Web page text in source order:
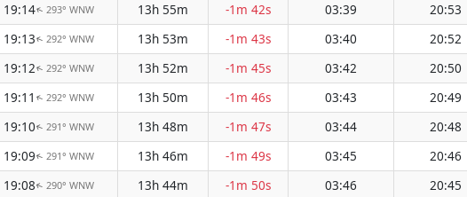
19:14↑293° WNW 13h 55m -1m 42s 03:39 20:53
19:13↑ 292° WNW 13h 53m -1m 43s 03:40 20:52
19:12↑ 292° WNW 13h 52m -1m 45s 03:42 20:50
19:11 ↑ 292° WNW 13h 50m -1m 46s 03:43 20:49
19:10↑ 291° WNW 13h 48m -1m 47s 03:44 20:48
19:09↑ 291° WNW 13h 46m -1m 49s 03:45 20:46
19:08↑ 290° WNW 13h 44m -1m 50s 03:46 20:45